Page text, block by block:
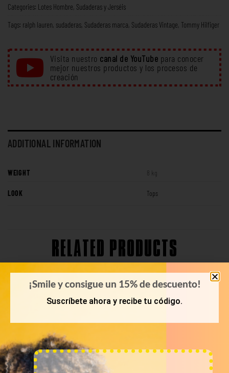
Categories: Lotes Hombre Sudaderas y Jerséis
Tags: ralph lauren sudaderas Sudaderas marca Sudaderas Vintage Tommy Hilfiger
Visita nuestro canal de YouTube para conocer
mejor nuestros productos y los procesos de
creación
ADDITIONAL INFORMATION
WEIGHT 8 kg
LOOK Tops
RELATED PRODUCTS
¡Smile y consigue un 15% de descuento!
Suscríbete ahora y recibe tu código.